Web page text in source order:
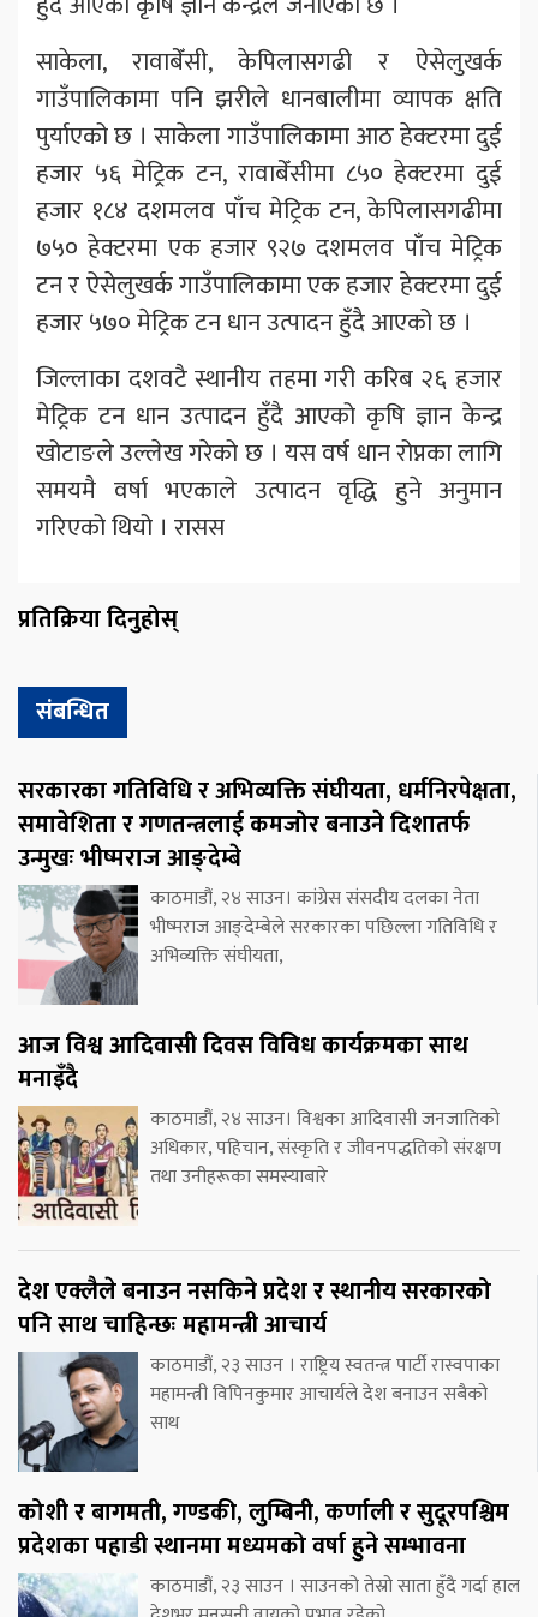
साकेला, रावाबेँसी, केपिलासगढी र ऐसेलुखर्क
गाउँपालिकामा पनि झरीले धानबालीमा व्यापक क्षति
पुर्याएको छ । साकेला गाउँपालिकामा आठ हेक्टरमा दुई
हजार ५६ मेट्रिक टन, रावाबेँसीमा ८५० हेक्टरमा दुई
हजार १८४ दशमलव पाँच मेट्रिक टन, केपिलासगढीमा
७५० हेक्टरमा एक हजार ९२७ दशमलव पाँच मेट्रिक
टन र ऐसेलुखर्क गाउँपालिकामा एक हजार हेक्टरमा दुई
हजार ५७० मेट्रिक टन धान उत्पादन हुँदै आएको छ ।
जिल्लाका दशवटै स्थानीय तहमा गरी करिब २६ हजार
मेट्रिक टन धान उत्पादन हुँदै आएको कृषि ज्ञान केन्द्र
खोटाङले उल्लेख गरेको छ । यस वर्ष धान रोप्नका लागि
समयमै वर्षा भएकाले उत्पादन वृद्धि हुने अनुमान
गरिएको थियो । रासस
प्रतिक्रिया दिनुहोस्
संबन्धित
सरकारका गतिविधि र अभिव्यक्ति संघीयता, धर्मनिरपेक्षता,
समावेशिता र गणतन्त्रलाई कमजोर बनाउने दिशातर्फ
उन्मुखः भीष्मराज आङ्देम्बे
काठमाडौं, २४ साउन। कांग्रेस संसदीय दलका नेता
भीष्मराज आङ्देम्बेले सरकारका पछिल्ला गतिविधि र
अभिव्यक्ति संघीयता,
आज विश्व आदिवासी दिवस विविध कार्यक्रमका साथ
मनाइँदै
काठमाडौं, २४ साउन। विश्वका आदिवासी जनजातिको
अधिकार, पहिचान, संस्कृति र जीवनपद्धतिको संरक्षण
तथा उनीहरूका समस्याबारे
देश एक्लैले बनाउन नसकिने प्रदेश र स्थानीय सरकारको
पनि साथ चाहिन्छः महामन्त्री आचार्य
काठमाडौं, २३ साउन । राष्ट्रिय स्वतन्त्र पार्टी रास्वपाका
महामन्त्री विपिनकुमार आचार्यले देश बनाउन सबैको
साथ
कोशी र बागमती, गण्डकी, लुम्बिनी, कर्णाली र सुदूरपश्चिम
प्रदेशका पहाडी स्थानमा मध्यमको वर्षा हुने सम्भावना
काठमाडौं, २३ साउन । साउनको तेस्रो साता हुँदै गर्दा हाल